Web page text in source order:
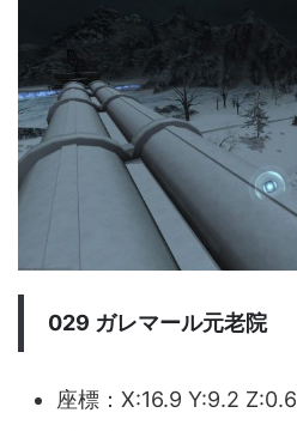
029 ガレマール元老院
座標：X:16.9 Y:9.2 Z:0.6